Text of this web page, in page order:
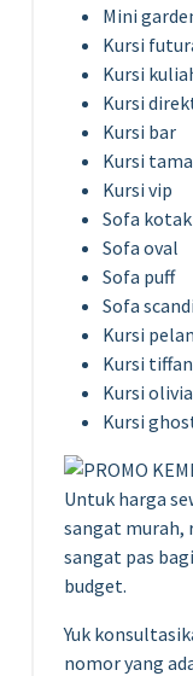
Mini
Kursi
Kursi
Kursi
Kursi bar
Kursi
Kursi vip
Sofa kotak
Sofa oval
Sofa puff
Sofa
Kursi
Kursi
Kursi olivia
Kursi
Untuk harga
sangat murah,
sangat pas
budget.
Yuk
nomor yang